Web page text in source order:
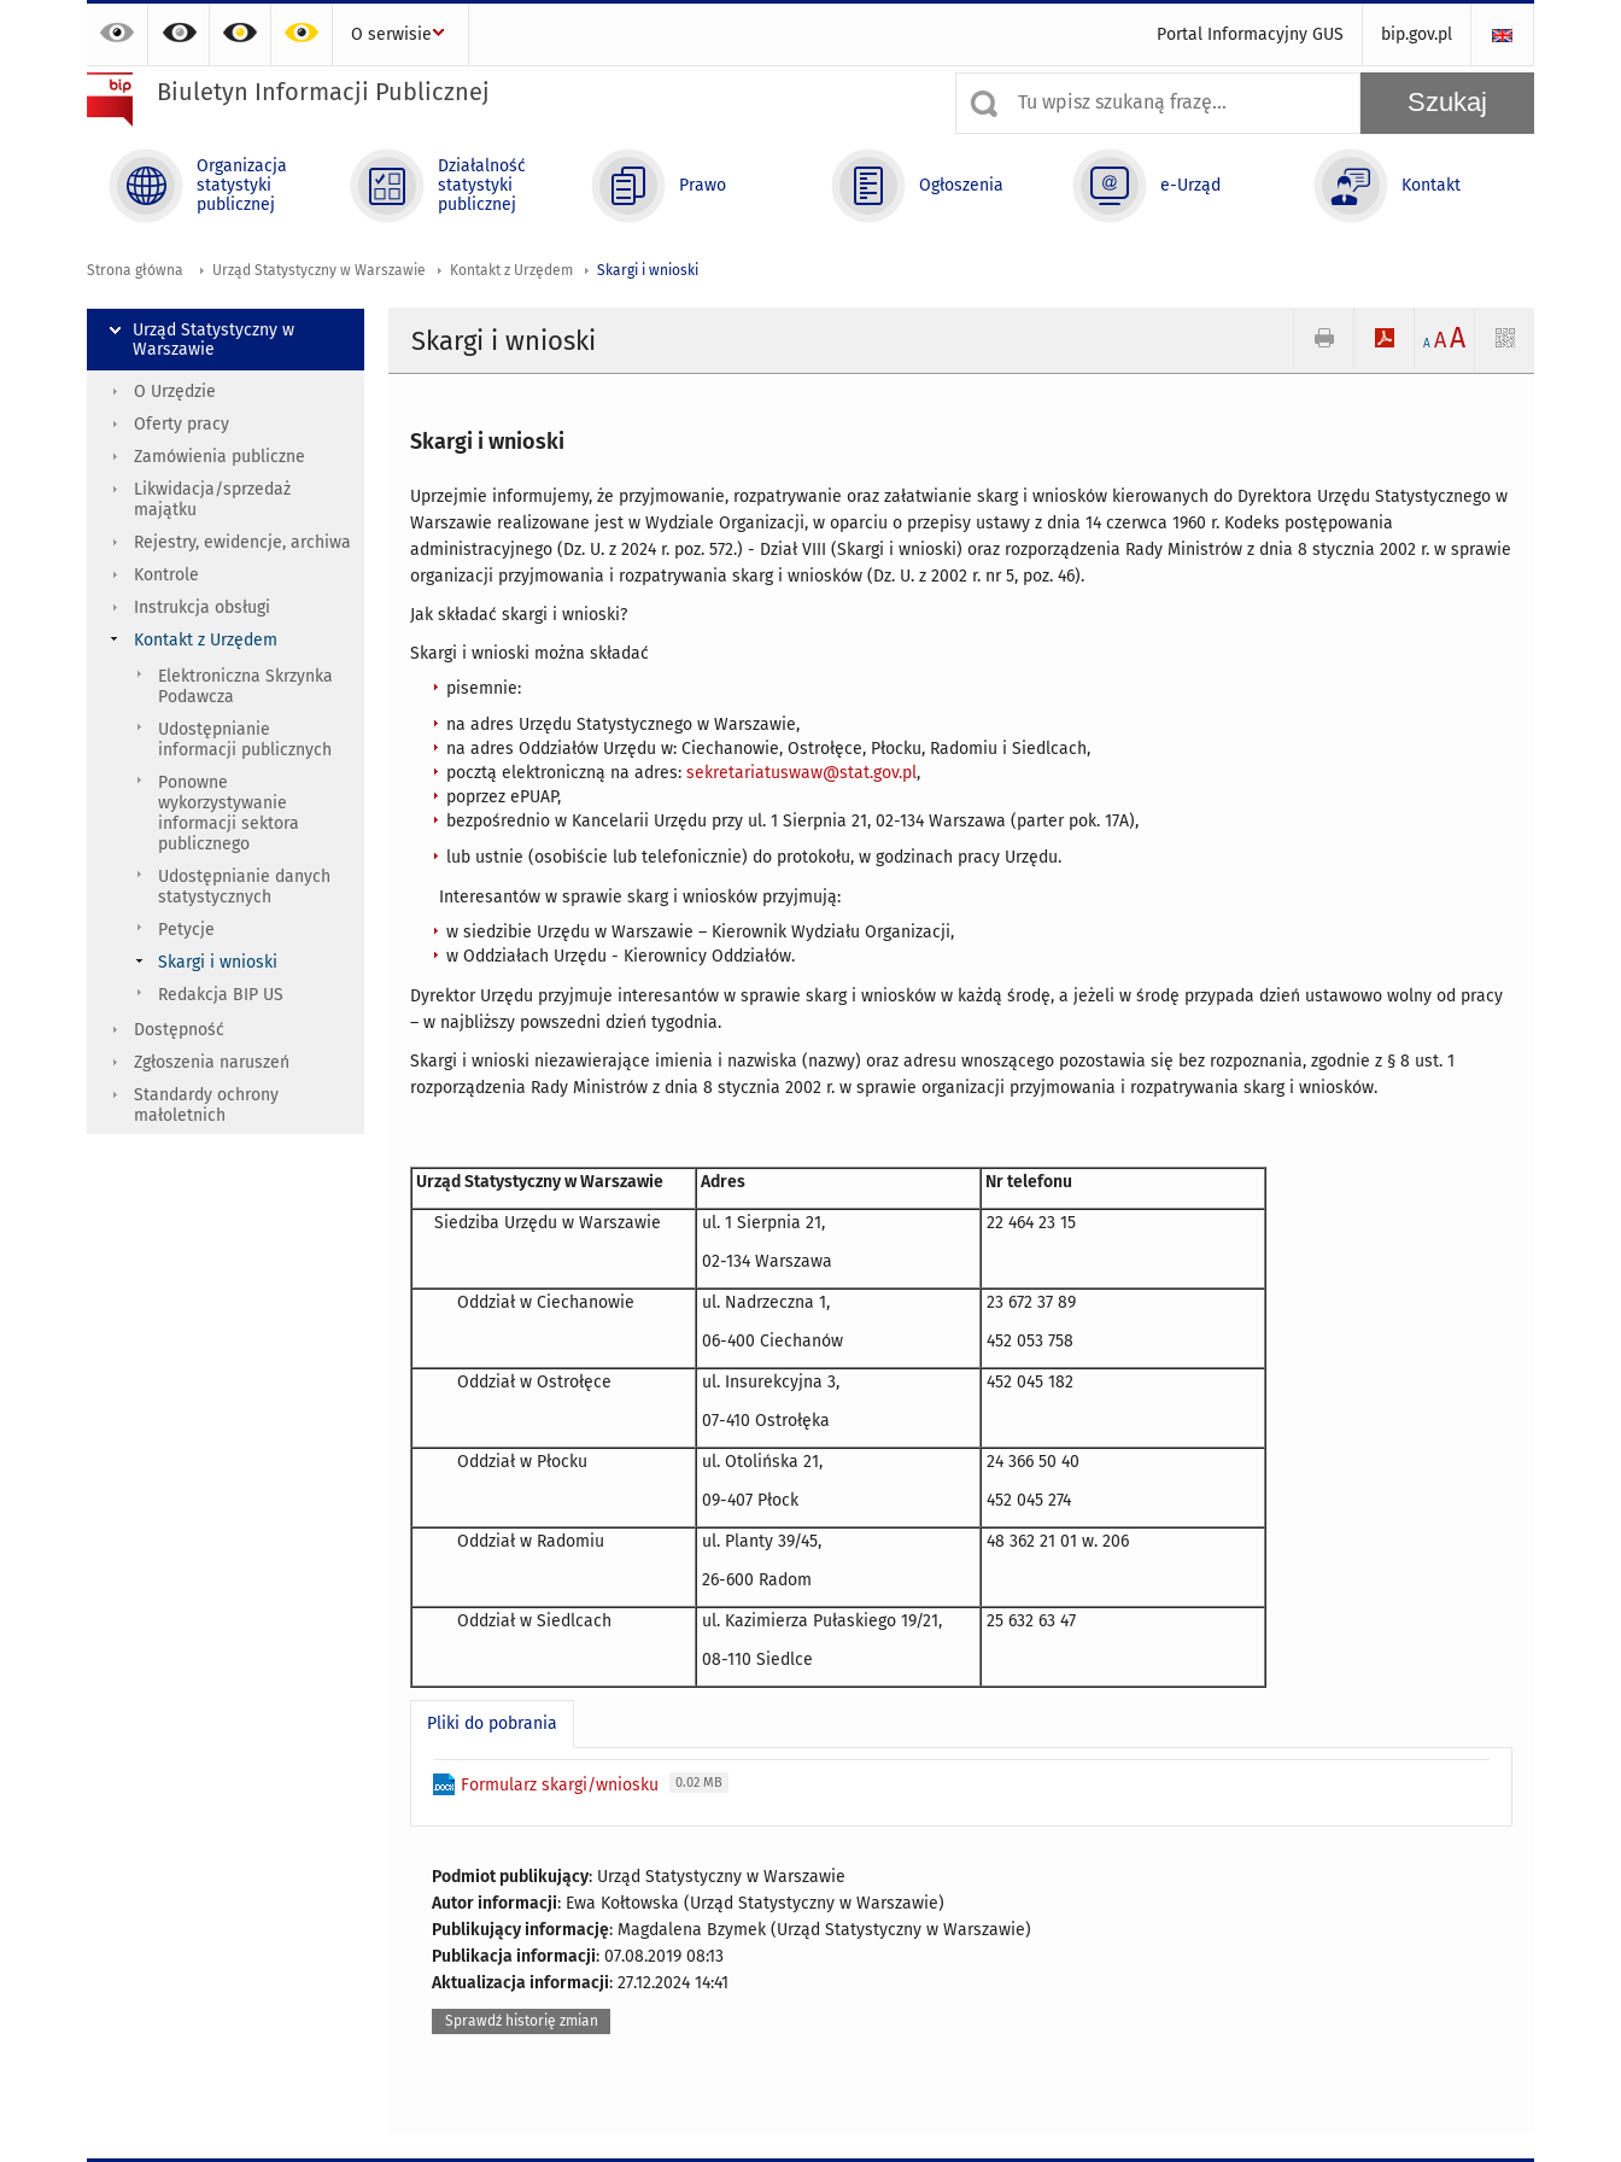
Portal Informacyjny GUS bip.gov.pl
O serwisie
Biuletyn Informacji Publicznej
Organizacja
statystyki
publicznej
Działalność
statystyki
publicznej
Prawo Ogłoszenia e-Urząd Kontakt
Strona główna Urząd Statystyczny w Warszawie Kontakt z Urzędem Skargi i wnioski
Skargi i wnioski A AA
Skargi i wnioski
Uprzejmie informujemy, że przyjmowanie, rozpatrywanie oraz załatwianie skarg i wniosków kierowanych do Dyrektora Urzędu Statystycznego w
Warszawie realizowane jest w Wydziale Organizacji, w oparciu o przepisy ustawy z dnia 14 czerwca 1960 r. Kodeks postępowania
administracyjnego (Dz. U. z 2024 r. poz. 572.) - Dział VIII (Skargi i wnioski) oraz rozporządzenia Rady Ministrów z dnia 8 stycznia 2002 r. w sprawie
organizacji przyjmowania i rozpatrywania skarg i wniosków (Dz. U. z 2002 r. nr 5, poz. 46).
Jak składać skargi i wnioski?
Skargi i wnioski można składać
pisemnie:
na adres Urzędu Statystycznego w Warszawie,
na adres Oddziałów Urzędu w: Ciechanowie, Ostrołęce, Płocku, Radomiu i Siedlcach,
pocztą elektroniczną na adres:sekretariatuswaw@stat.gov.pl,
poprzez ePUAP,
bezpośrednio w Kancelarii Urzędu przy ul. 1 Sierpnia 21, 02-134 Warszawa (parter pok. 17A),
lub ustnie (osobiście lub telefonicznie) do protokołu, w godzinach pracy Urzędu.
Interesantów w sprawie skarg i wniosków przyjmują:
w siedzibie Urzędu w Warszawie – Kierownik Wydziału Organizacji,
w Oddziałach Urzędu - Kierownicy Oddziałów.
Dyrektor Urzędu przyjmuje interesantów w sprawie skarg i wniosków w każdą środę, a jeżeli w środę przypada dzień ustawowo wolny od pracy
– w najbliższy powszedni dzień tygodnia.
Skargi i wnioski niezawierające imienia i nazwiska (nazwy) oraz adresu wnoszącego pozostawia się bez rozpoznania, zgodnie z § 8 ust. 1
rozporządzenia Rady Ministrów z dnia 8 stycznia 2002 r. w sprawie organizacji przyjmowania i rozpatrywania skarg i wniosków.
Urząd Statystyczny w Warszawie Adres
Nr telefonu
Siedziba Urzędu w Warszawie
ul. 1 Sierpnia 21,
02-134 Warszawa
22 464 23 15
Oddział w Ciechanowie
ul. Nadrzeczna 1,
06-400 Ciechanów
23 672 37 89
452 053 758
Oddział w Ostrołęce
ul. Insurekcyjna 3,
07-410 Ostrołęka
452 045 182
Oddział w Płocku
ul. Otolińska 21,
09-407 Płock
24 366 50 40
452 045 274
Oddział w Radomiu
ul. Planty 39/45,
26-600 Radom
48 362 21 01 w. 206
Oddział w Siedlcach
ul. Kazimierza Pułaskiego 19/21,
08-110 Siedlce
25 632 63 47
Pliki do pobrania
Formularz skargi/wniosku 0.02 MB
Podmiot publikujący: Urząd Statystyczny w Warszawie
Autor informacji: Ewa Kołtowska (Urząd Statystyczny w Warszawie)
Publikujący informację: Magdalena Bzymek (Urząd Statystyczny w Warszawie)
Publikacja informacji: 07.08.2019 08:13
Aktualizacja informacji: 27.12.2024 14:41
Sprawdź historię zmian
Urząd Statystyczny w
Warszawie
O Urzędzie
Oferty pracy
Zamówienia publiczne
Likwidacja/sprzedaż
majątku
Rejestry, ewidencje, archiwa
Kontrole
Instrukcja obsługi
Kontakt z Urzędem
Elektroniczna Skrzynka
Podawcza
Udostępnianie
informacji publicznych
Ponowne
wykorzystywanie
informacji sektora
publicznego
Udostępnianie danych
statystycznych
Petycje
Skargi i wnioski
Redakcja BIP US
Dostępność
Zgłoszenia naruszeń
Standardy ochrony
małoletnich